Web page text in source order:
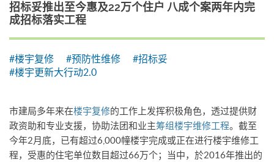
招标妥推出至今惠及22万个住户 八成个案两年内完
成招标落实工程
#楼宇复修 #预防性维修
#招标妥
#楼宇更新大行动2.0
市建局多年来在楼宇复修的工作上发挥积极角色，透过提供财
政资助和专业支援，协助法团和业主筹组楼宇维修工程。截至
今年2月底，已有超过6,000幢楼宇完成或正在进行楼宇维修工
程，受惠的住宅单位数目超过66万个；当中，於2016年推出的